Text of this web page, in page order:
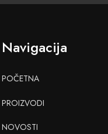
Navigacija
POČETNA
PROIZVODI
NOVOSTI